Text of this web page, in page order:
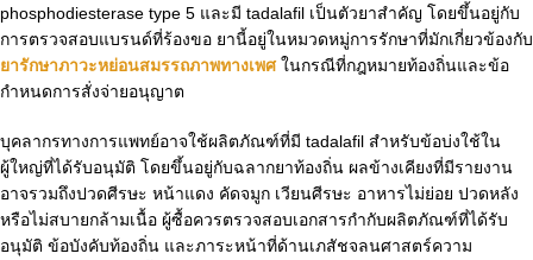
phosphodiesterase type 5 และมี tadalafil เป็นตัวยาสำคัญ โดยขึ้นอยู่กับ
การตรวจสอบแบรนด์ที่ร้องขอ ยานี้อยู่ในหมวดหมู่การรักษาที่มักเกี่ยวข้องกับ
ยารักษาภาวะหย่อนสมรรถภาพทางเพศในกรณีที่กฎหมายท้องถิ่นและข้อ
กำหนดการสั่งจ่ายอนุญาต
บุคลากรทางการแพทย์อาจใช้ผลิตภัณฑ์ที่มี tadalafil สำหรับข้อบ่งใช้ใน
ผู้ใหญ่ที่ได้รับอนุมัติ โดยขึ้นอยู่กับฉลากยาท้องถิ่น ผลข้างเคียงที่มีรายงาน
อาจรวมถึงปวดศีรษะ หน้าแดง คัดจมูก เวียนศีรษะ อาหารไม่ย่อย ปวดหลัง
หรือไม่สบายกล้ามเนื้อ ผู้ซื้อควรตรวจสอบเอกสารกำกับผลิตภัณฑ์ที่ได้รับ
อนุมัติ ข้อบังคับท้องถิ่น และภาระหน้าที่ด้านเภสัชจลนศาสตร์ความ